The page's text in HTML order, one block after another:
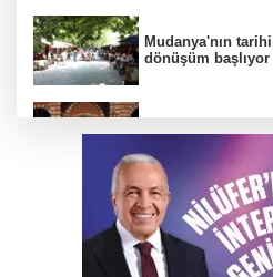
Mudanya'nın
dönüşüm başlıyor
çalışmalarına
Gökyüzü
Karacabey'de